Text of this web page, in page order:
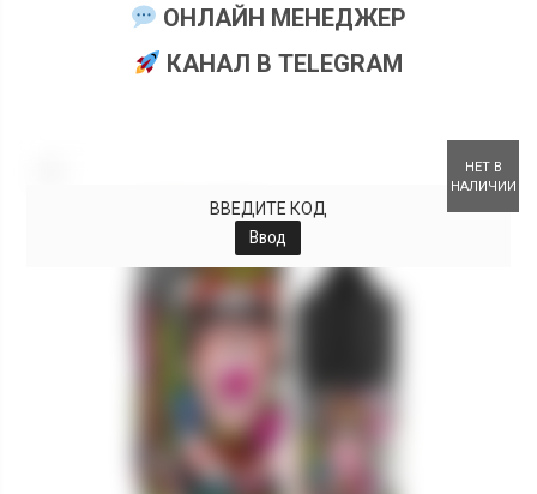
ОНЛАЙН МЕНЕДЖЕР
КАНАЛ В TELEGRAM
НЕТ В
НАЛИЧИИ
ВВЕДИТЕ КОД
Ввод